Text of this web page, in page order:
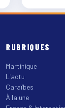
RUBRIQUES
Martinique
L'actu
Caraïbes
À la une